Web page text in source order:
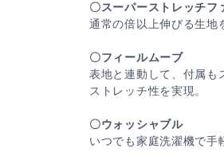
〇スーパーストレッチフ
通常の倍以上伸びる生地
〇フィールムーブ
表地と連動して、付属も
ストレッチ性を実現。
〇ウォッシャブル
いつでも家庭洗濯機で手